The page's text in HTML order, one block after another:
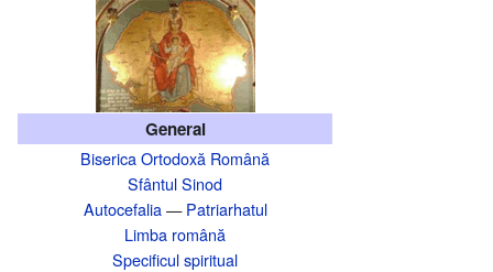
General
Biserica Ortodoxă Română
Sfântul Sinod
Autocefalia—Patriarhatul
Limba română
Specificul spiritual